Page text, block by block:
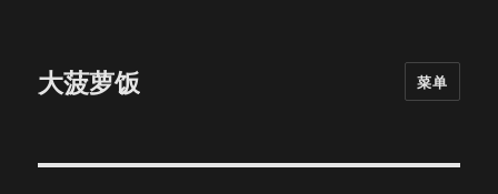
大菠萝饭 菜单